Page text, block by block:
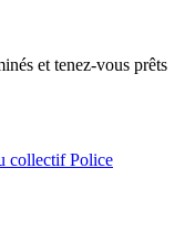
et tenez-vous prêts
collectif Police